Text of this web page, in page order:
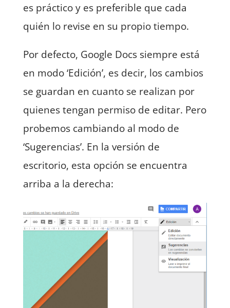
es práctico y es preferible que cada
quién lo revise en su propio tiempo.
Por defecto, Google Docs siempre está
en modo ‘Edición’, es decir, los cambios
se guardan en cuanto se realizan por
quienes tengan permiso de editar. Pero
probemos cambiando al modo de
‘Sugerencias’. En la versión de
escritorio, esta opción se encuentra
arriba a la derecha: